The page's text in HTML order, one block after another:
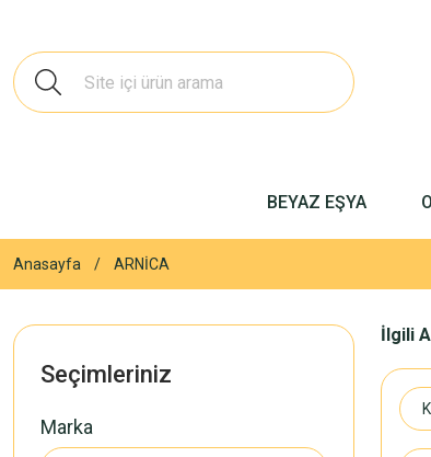
BEYAZ EŞYA
Anasayfa ARNİCA
Seçimleriniz
Marka
İlgili